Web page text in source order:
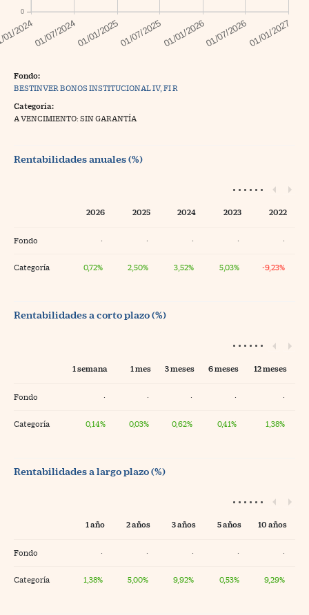
0
Fondo:
BESTINVER BONOS INSTITUCIONAL IV, FI R
Categoría:
A VENCIMIENTO: SIN GARANTÍA
Rentabilidades anuales (%)
2026 2025 2024 2023 2022
Fondo · · · · ·
Categoría 0,72% 2,50% 3,52% 5,03% -9,23%
Rentabilidades a corto plazo (%)
1 semana 1 mes 3 meses 6 meses 12 meses
Fondo · · · · ·
Categoría 0,14% 0,03% 0,62% 0,41% 1,38%
Rentabilidades a largo plazo (%)
1 año 2 años 3 años 5 años 10 años
Fondo · · · · ·
Categoría 1,38% 5,00% 9,92% 0,53% 9,29%